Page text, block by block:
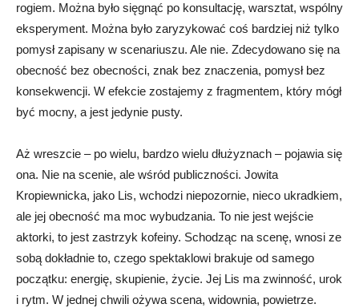
rogiem. Można było sięgnąć po konsultację, warsztat, wspólny
eksperyment. Można było zaryzykować coś bardziej niż tylko
pomysł zapisany w scenariuszu. Ale nie. Zdecydowano się na
obecność bez obecności, znak bez znaczenia, pomysł bez
konsekwencji. W efekcie zostajemy z fragmentem, który mógł
być mocny, a jest jedynie pusty.
Aż wreszcie – po wielu, bardzo wielu dłużyznach – pojawia się
ona. Nie na scenie, ale wśród publiczności. Jowita
Kropiewnicka, jako Lis, wchodzi niepozornie, nieco ukradkiem,
ale jej obecność ma moc wybudzania. To nie jest wejście
aktorki, to jest zastrzyk kofeiny. Schodząc na scenę, wnosi ze
sobą dokładnie to, czego spektaklowi brakuje od samego
początku: energię, skupienie, życie. Jej Lis ma zwinność, urok
i rytm. W jednej chwili ożywa scena, widownia, powietrze.